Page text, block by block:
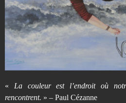
S
e
u
« La couleur est l’endroit où
rencontrent. » – Paul Cézanne